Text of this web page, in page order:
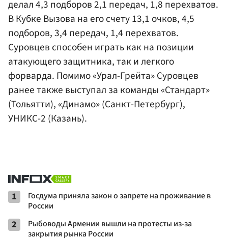
делал 4,3 подборов 2,1 передач, 1,8 перехватов.
В Кубке Вызова на его счету 13,1 очков, 4,5
подборов, 3,4 передач, 1,4 перехватов.
Суровцев способен играть как на позиции
атакующего защитника, так и легкого
форварда. Помимо «Урал-Грейта» Суровцев
ранее также выступал за команды «Стандарт»
(Тольятти), «Динамо» (Санкт-Петербург),
УНИКС-2 (Казань).
1
Госдума приняла закон о запрете на проживание в
России
2
Рыбоводы Армении вышли на протесты из-за
закрытия рынка России